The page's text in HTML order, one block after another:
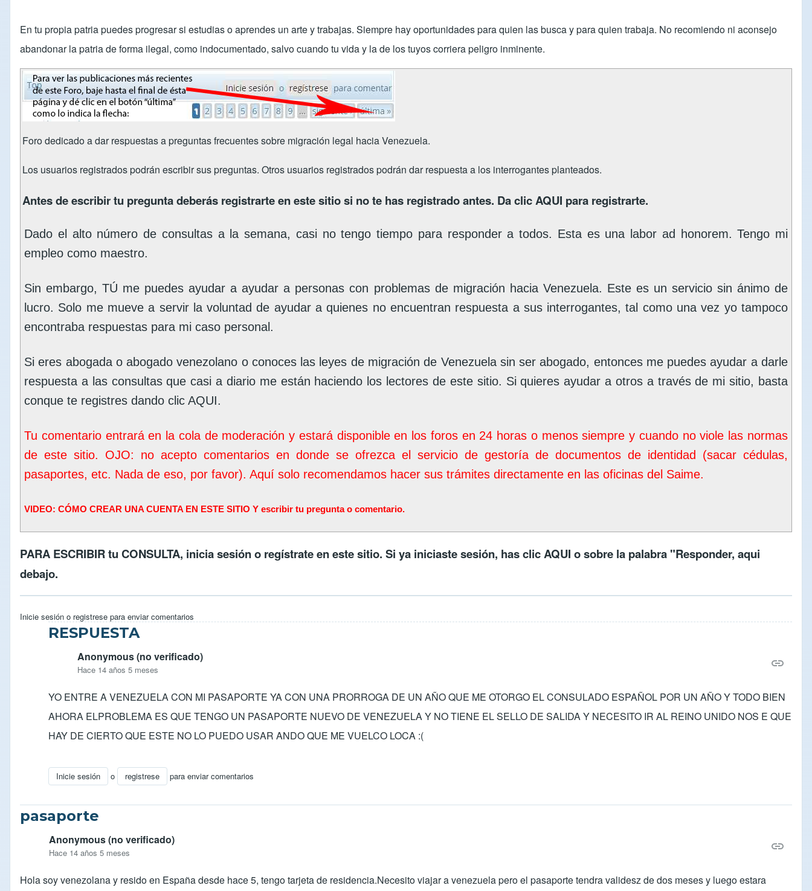
En tu propia patria puedes progresar si estudias o aprendes un arte y trabajas. Siempre hay oportunidades para quien las busca y para quien trabaja. No recomiendo ni aconsejo
abandonar la patria de forma ilegal, como indocumentado, salvo cuando tu vida y la de los tuyos corriera peligro inminente.
Foro dedicado a dar respuestas a preguntas frecuentes sobre migración legal hacia Venezuela.
Los usuarios registrados podrán escribir sus preguntas. Otros usuarios registrados podrán dar respuesta a los interrogantes planteados.
Antes de escribir tu pregunta deberás registrarte en este sitio si no te has registrado antes. Da clicAQUI para registrarte.
Dado el alto número de consultas a la semana, casi no tengo tiempo para responder a todos. Esta es una labor ad honorem. Tengo mi
empleo como maestro.
Sin embargo, TÚ me puedes ayudar a ayudar a personas con problemas de migración hacia Venezuela. Este es un servicio sin ánimo de
lucro. Solo me mueve a servir la voluntad de ayudar a quienes no encuentran respuesta a sus interrogantes, tal como una vez yo tampoco
encontraba respuestas para mi caso personal.
Si eres abogada o abogado venezolano o conoces las leyes de migración de Venezuela sin ser abogado, entonces me puedes ayudar a darle
respuesta a las consultas que casi a diario me están haciendo los lectores de este sitio. Si quieres ayudar a otros a través de mi sitio, basta
conque te registres dando clic AQUI.
Tu comentario entrará en la cola de moderación y estará disponible en los foros en 24 horas o menos siempre y cuando no viole las normas
de este sitio. OJO: no acepto comentarios en donde se ofrezca el servicio de gestoría de documentos de identidad (sacar cédulas,
pasaportes, etc. Nada de eso, por favor). Aquí solo recomendamos hacer sus trámites directamente en las oficinas del Saime.
VIDEO: CÓMO CREAR UNA CUENTA EN ESTE SITIO Y escribir tu pregunta o comentario.
PARA ESCRIBIR tu CONSULTA, inicia sesióno regístrate en este sitio. Si ya iniciaste sesión, has clicAQUI o sobre la palabra "Responder, aqui
debajo.
Inicie sesión o registrese para enviar comentarios
RESPUESTA
Anonymous (no verificado)
Hace 14 años 5 meses
YO ENTRE A VENEZUELA CON MI PASAPORTE YA CON UNA PRORROGA DE UN AÑO QUE ME OTORGO EL CONSULADO ESPAÑOL POR UN AÑO Y TODO BIEN
AHORA ELPROBLEMA ES QUE TENGO UN PASAPORTE NUEVO DE VENEZUELA Y NO TIENE EL SELLO DE SALIDA Y NECESITO IR AL REINO UNIDO NOS E QUE
HAY DE CIERTO QUE ESTE NO LO PUEDO USAR ANDO QUE ME VUELCO LOCA :(
Inicie sesión o registrese para enviar comentarios
En respuesta a respuesta..por
pasaporte
Anonymous (no verificado)
Hace 14 años 5 meses
Hola soy venezolana y resido en España desde hace 5, tengo tarjeta de residencia.Necesito viajar a venezuela pero el pasaporte tendra validesz de dos meses y luego estara